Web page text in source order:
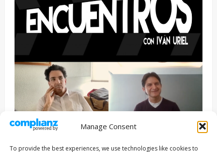
Manage Consent
To provide the best experiences, we use technologies like cookies to
Entrevista Series